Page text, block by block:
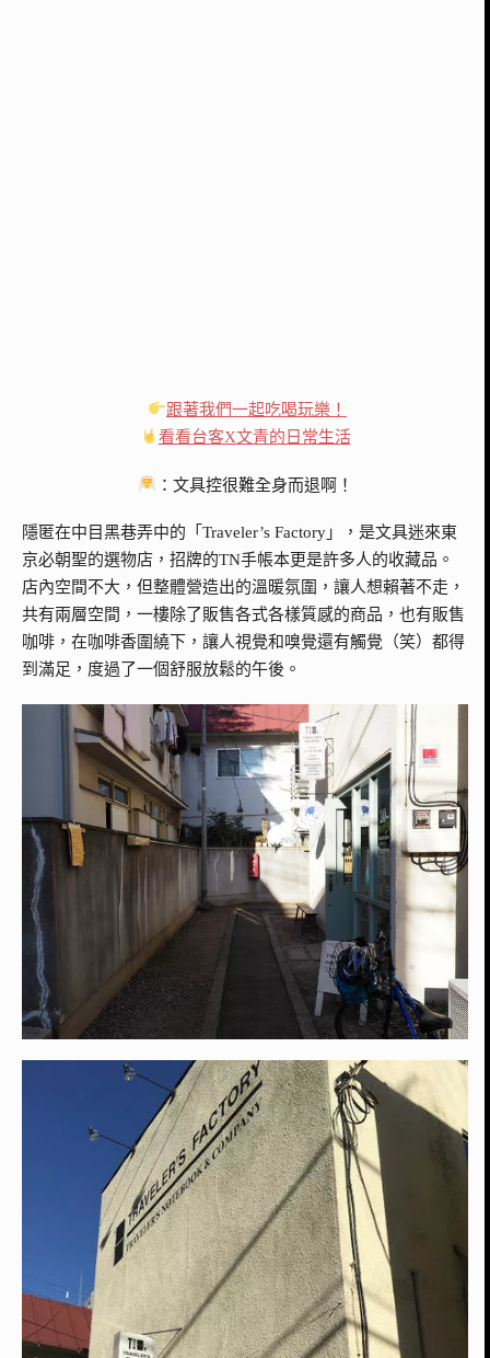
跟著我們一起吃喝玩樂！
看看台客X文青的日常生活
：文具控很難全身而退啊！
隱匿在中目黑巷弄中的「Traveler’s Factory」，是文具迷來東
京必朝聖的選物店，招牌的TN手帳本更是許多人的收藏品。
店內空間不大，但整體營造出的溫暖氛圍，讓人想賴著不走，
共有兩層空間，一樓除了販售各式各樣質感的商品，也有販售
咖啡，在咖啡香圍繞下，讓人視覺和嗅覺還有觸覺（笑）都得
到滿足，度過了一個舒服放鬆的午後。